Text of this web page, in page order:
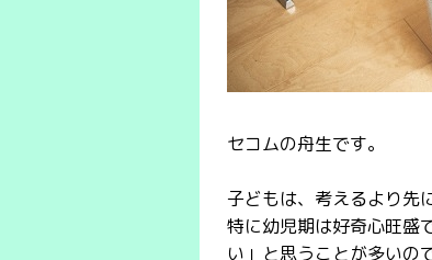
セコムの舟生です。
子どもは、考えるより先
特に幼児期は好奇心旺盛
い」と思うことが多いの